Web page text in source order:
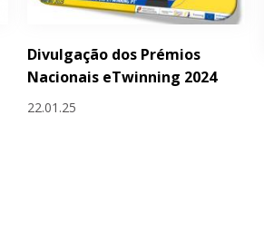
Divulgação dos Prémios
Nacionais eTwinning 2024
22.01.25